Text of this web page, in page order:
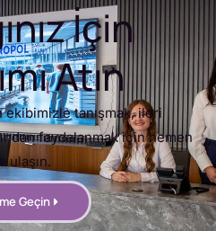
İçin
Atın
tanışmak, ileri
faydalanmak için hemen
ulaşın.
Geçin